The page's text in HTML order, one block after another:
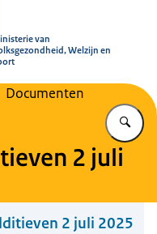
van
Welzijn en
Documenten
2 juli
2 juli 2025